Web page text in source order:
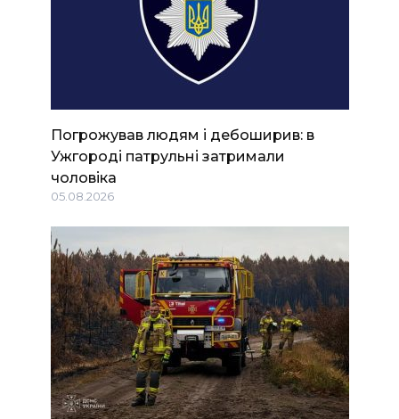
Погрожував людям і дебоширив: в
Ужгороді патрульні затримали
чоловіка
05.08.2026